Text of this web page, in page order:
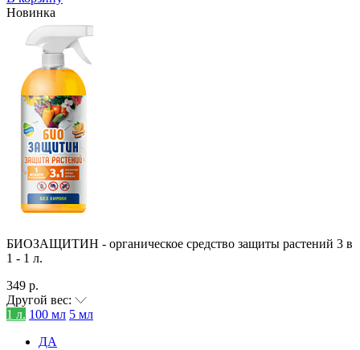
Новинка
БИОЗАЩИТИН - органическое средство защиты растений 3 в
1 - 1 л.
349 р.
Другой вес:
1 л. 100 мл 5 мл
ДА